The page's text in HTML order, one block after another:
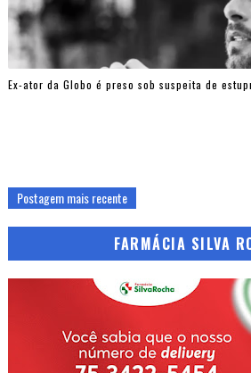
Ex-ator da Globo é preso sob suspeita de
Postagem mais recente
FARMÁCIA SILVA